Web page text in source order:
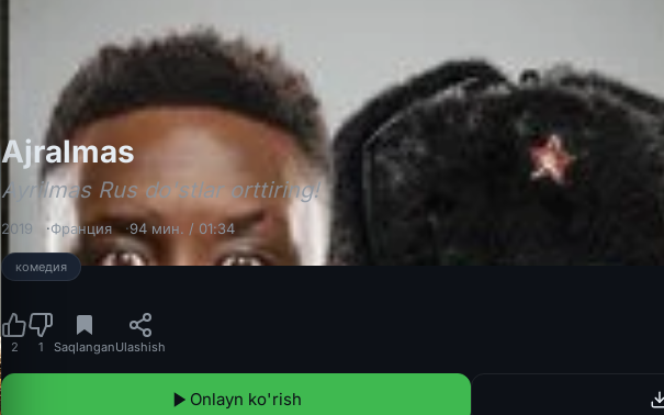
AjralmasAjralmas / Ayrilmas Rus do'stlar
Ayrilmas Rus do'stlar orttiring!
2019 Франция 94 мин. / 01:34
комедия
2 1 SaqlanganUlashish
Onlayn ko'rish